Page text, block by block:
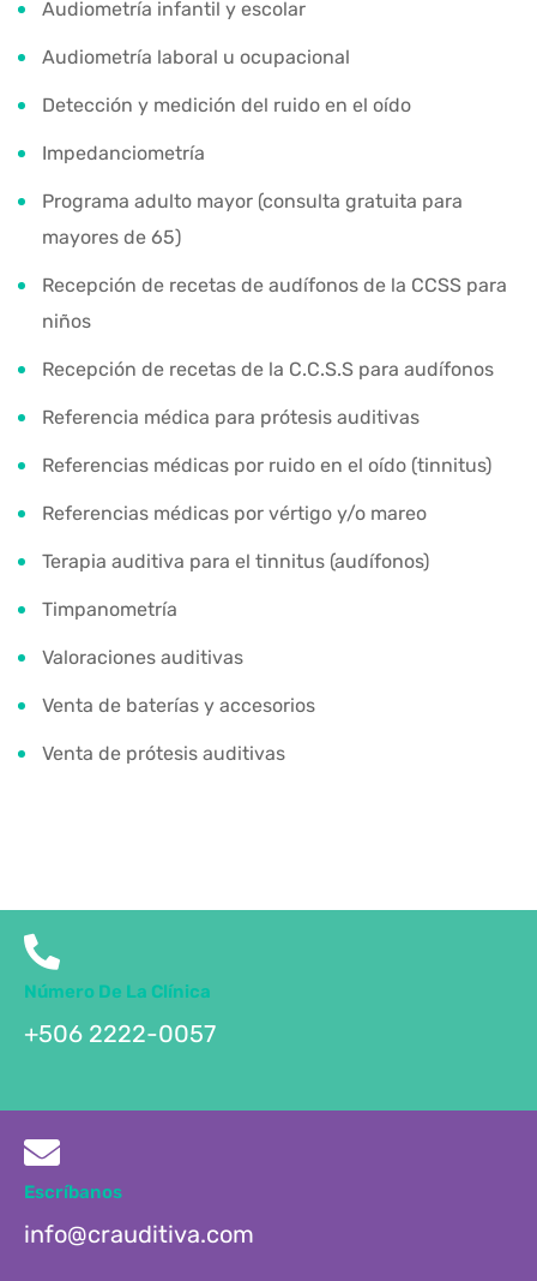
Audiometría infantil y escolar
Audiometría laboral u ocupacional
Detección y medición del ruido en el oído
Impedanciometría
Programa adulto mayor (consulta gratuita para
mayores de 65)
Recepción de recetas de audífonos de la CCSS para
niños
Recepción de recetas de la C.C.S.S para audífonos
Referencia médica para prótesis auditivas
Referencias médicas por ruido en el oído (tinnitus)
Referencias médicas por vértigo y/o mareo
Terapia auditiva para el tinnitus (audífonos)
Timpanometría
Valoraciones auditivas
Venta de baterías y accesorios
Venta de prótesis auditivas
Número De La Clínica
+506 2222-0057
Escríbanos
info@crauditiva.com